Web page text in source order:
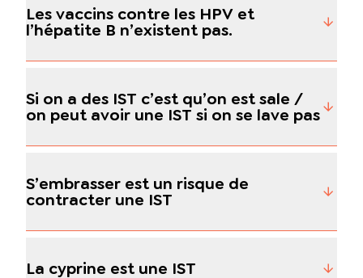
Les vaccins contre les HPV et
l’hépatite B n’existent pas.
Si on a des IST c’est qu’on est sale /
on peut avoir une IST si on se lave pas
S’embrasser est un risque de
contracter une IST
La cyprine est une IST